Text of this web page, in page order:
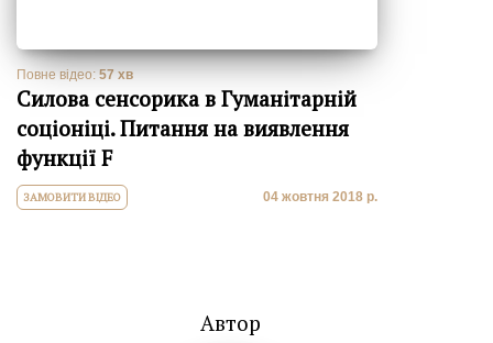
Повне відео: 57 хв
Силова сенсорика в Гуманітарній
соціоніці. Питання на виявлення
функції F
ЗАМОВИТИ ВІДЕО 04 жовтня 2018 р.
Автор